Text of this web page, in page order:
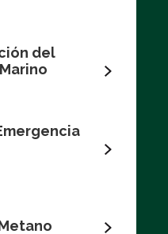
del